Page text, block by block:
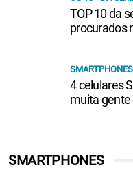
SMARTPHONES
TOP 10 da
procurados
SMARTPHONES
4 celulares
muita gente